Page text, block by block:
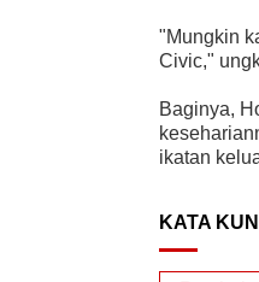
"Mungkin
Civic,"
Baginya,
ikatan
KATA